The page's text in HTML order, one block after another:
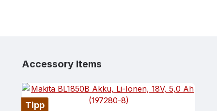
Produktgalerie überspringen
Accessory Items
Tipp